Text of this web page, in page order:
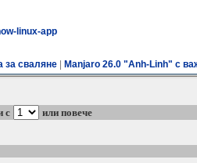
linux-app
за сваляне| Manjaro 26.0 "Anh-Linh" с
с
или повече